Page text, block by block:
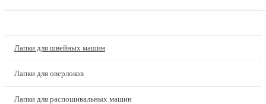
Лапки для швейных машин
Лапки для оверлоков
Лапки для распошивальных машин